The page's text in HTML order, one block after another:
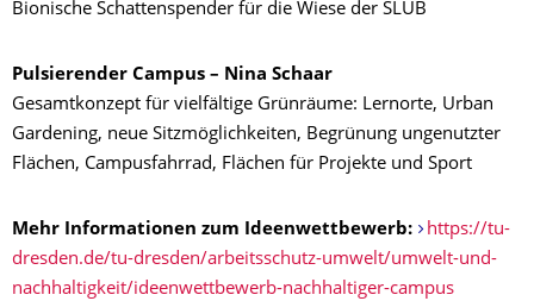
Bionische Schattenspender für die Wiese der SLUB
Pulsierender Campus – Nina Schaar
Gesamtkonzept für vielfältige Grünräume: Lernorte, Urban
Gardening, neue Sitzmöglichkeiten, Begrünung ungenutzter
Flächen, Campusfahrrad, Flächen für Projekte und Sport
Mehr Informationen zum Ideenwettbewerb:
https://tu-
dresden.de/tu-dresden/arbeitsschutz-umwelt/umwelt-und-
nachhaltigkeit/ideenwettbewerb-nachhaltiger-campus